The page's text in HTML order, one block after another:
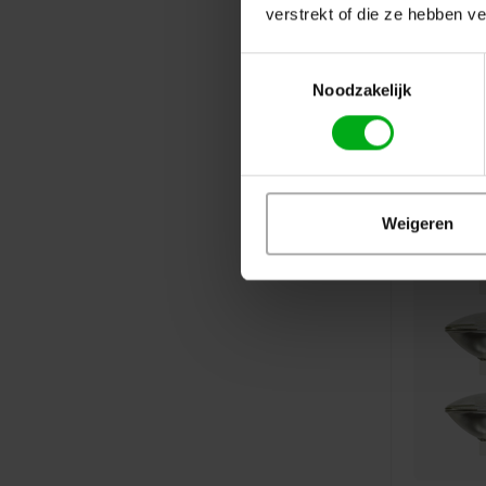
verstrekt of die ze hebben
Noodzakelijk
Weigeren